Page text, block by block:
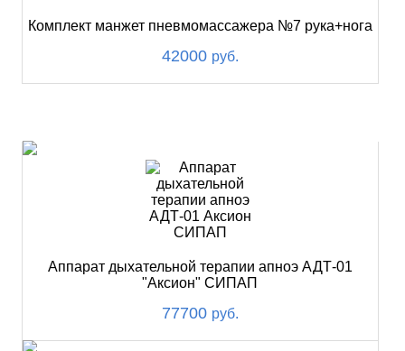
Комплект манжет пневмомассажера №7 рука+нога
42000 руб.
Аппарат дыхательной терапии апноэ АДТ-01
"Аксион" СИПАП
77700 руб.